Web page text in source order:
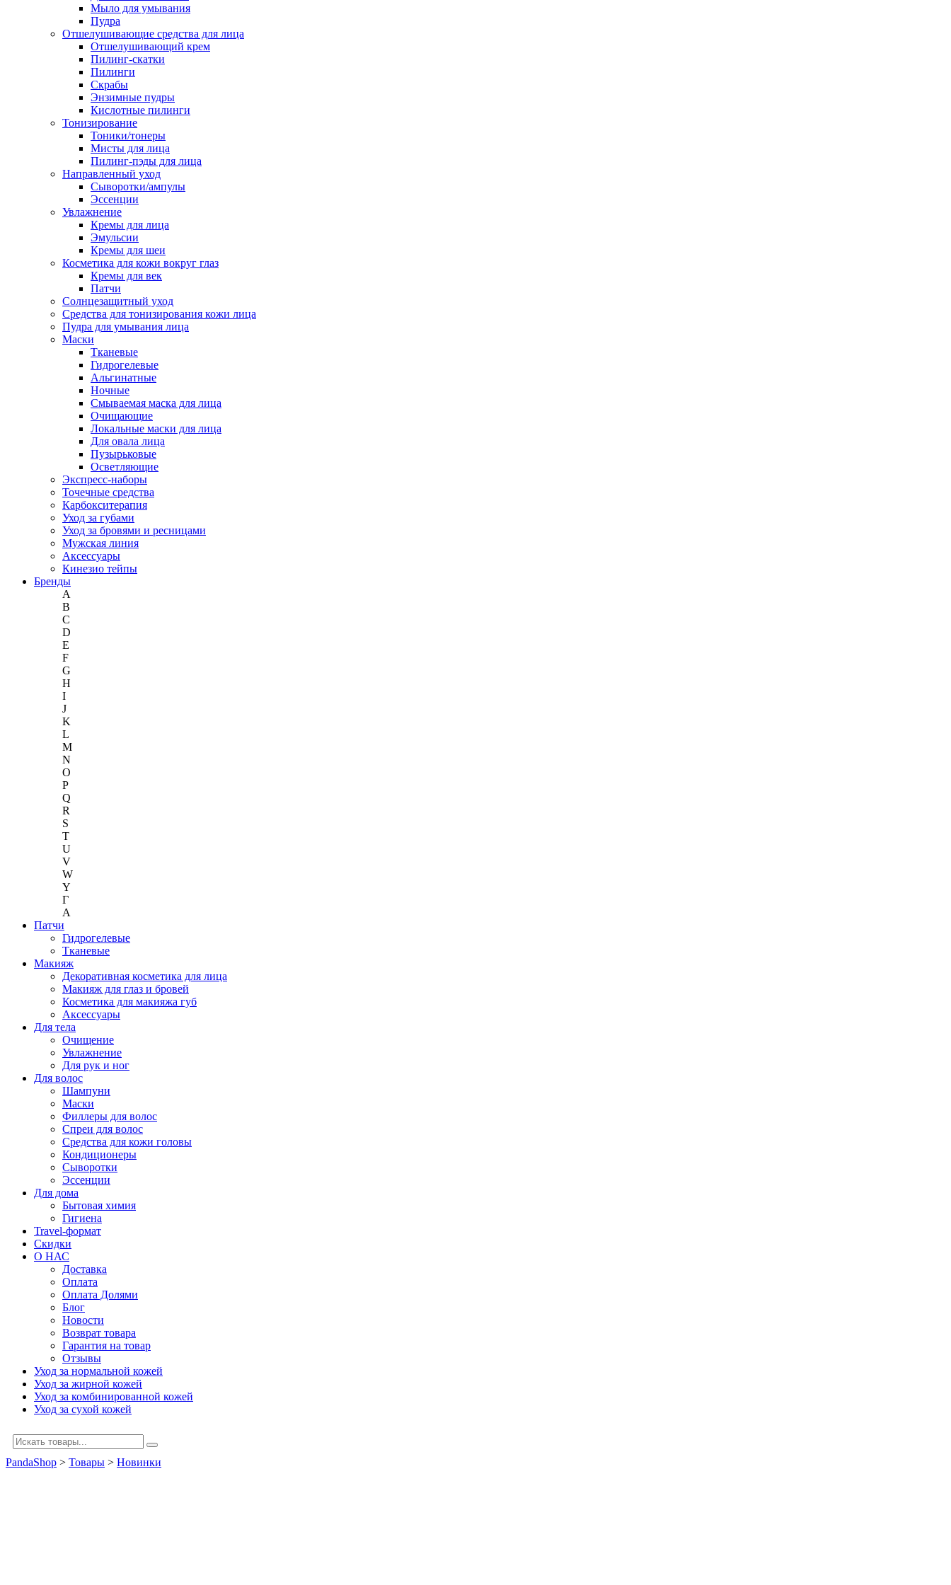
Мыло для умывания
Пудра
Отшелушивающие средства для лица
Отшелушивающий крем
Пилинг-скатки
Пилинги
Скрабы
Энзимные пудры
Кислотные пилинги
Тонизирование
Тоники/тонеры
Мисты для лица
Пилинг-пэды для лица
Направленный уход
Сыворотки/ампулы
Эссенции
Увлажнение
Кремы для лица
Эмульсии
Кремы для шеи
Косметика для кожи вокруг глаз
Кремы для век
Патчи
Солнцезащитный уход
Средства для тонизирования кожи лица
Пудра для умывания лица
Маски
Тканевые
Гидрогелевые
Альгинатные
Ночные
Смываемая маска для лица
Очищающие
Локальные маски для лица
Для овала лица
Пузырьковые
Осветляющие
Экспресс-наборы
Точечные средства
Карбокситерапия
Уход за губами
Уход за бровями и ресницами
Мужская линия
Аксессуары
Кинезио тейпы
Бренды
A
B
C
D
E
F
G
H
I
J
K
L
M
N
O
P
Q
R
S
T
U
V
W
Y
Г
A
Патчи
Гидрогелевые
Тканевые
Макияж
Декоративная косметика для лица
Макияж для глаз и бровей
Косметика для макияжа губ
Аксессуары
Для тела
Очищение
Увлажнение
Для рук и ног
Для волос
Шампуни
Маски
Филлеры для волос
Спреи для волос
Средства для кожи головы
Кондиционеры
Сыворотки
Эссенции
Для дома
Бытовая химия
Гигиена
Travel-формат
Скидки
О НАС
Доставка
Оплата
Оплата Долями
Блог
Новости
Возврат товара
Гарантия на товар
Отзывы
Уход за нормальной кожей
Уход за жирной кожей
Уход за комбинированной кожей
Уход за сухой кожей
PandaShop > Товары > Новинки